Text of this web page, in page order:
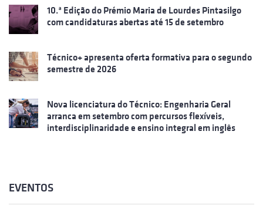
10.ª Edição do Prémio Maria de Lourdes Pintasilgo
com candidaturas abertas até 15 de setembro
Técnico+ apresenta oferta formativa para o segundo
semestre de 2026
Nova licenciatura do Técnico: Engenharia Geral
arranca em setembro com percursos flexíveis,
interdisciplinaridade e ensino integral em inglês
EVENTOS